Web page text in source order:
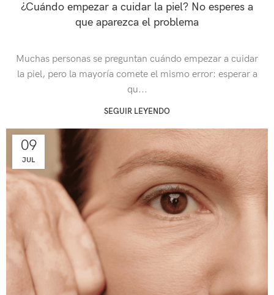
¿Cuándo empezar a cuidar la piel? No esperes a
que aparezca el problema
Muchas personas se preguntan cuándo empezar a cuidar
la piel, pero la mayoría comete el mismo error: esperar a
qu...
SEGUIR LEYENDO
09
JUL